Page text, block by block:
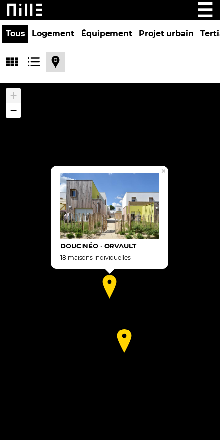
Tous Logement Équipement Projet urbain
DOUCINÉO • ORVAULT
18 maisons individuelles
×
+
−